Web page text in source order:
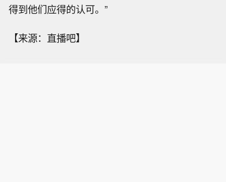
得到他们应得的认可。”
【来源：直播吧】